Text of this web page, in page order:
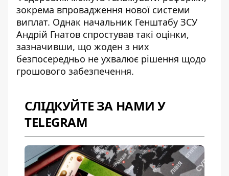
зокрема впровадження нової системи
виплат. Однак начальник Генштабу ЗСУ
Андрій Гнатов спростував такі оцінки,
зазначивши, що жоден з них
безпосередньо не ухвалює рішення щодо
грошового забезпечення.
СЛІДКУЙТЕ ЗА НАМИ У
TELEGRAM